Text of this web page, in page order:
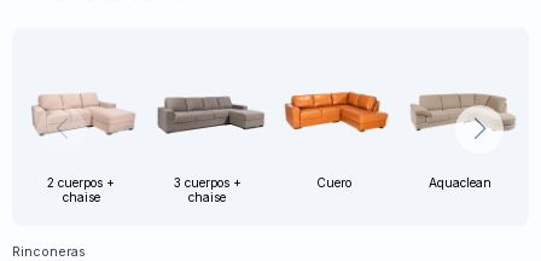
2 cuerpos +
chaise
3 cuerpos +
chaise
Cuero Aquaclean
Rinconeras